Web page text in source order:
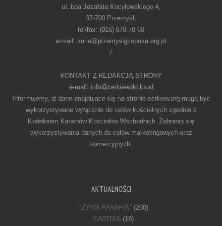
ul. bpa Jozafata Kocyłowskiego 4,
37-700 Przemyśl,
tel/fax: (016) 678 78 68
e-mail: kuria@przemyslgr.opoka.org.pl
/
KONTAKT Z REDAKCJĄ STRONY
e-mail: info@cerkiewold.local
Informujemy, iż dane znajdujące się na stronie cerkiew.org mogą być
wykorzystywane wyłącznie do celów kościelnych zgodnie z
Kodeksem Kanonów Kościołów Wschodnich. Zabrania się
wykorzystywania danych do celów marketingowych oraz
komercyjnych.
AKTUALNOŚCI
"ŻYWA PARAFIA" (290)
CARITAS (18)